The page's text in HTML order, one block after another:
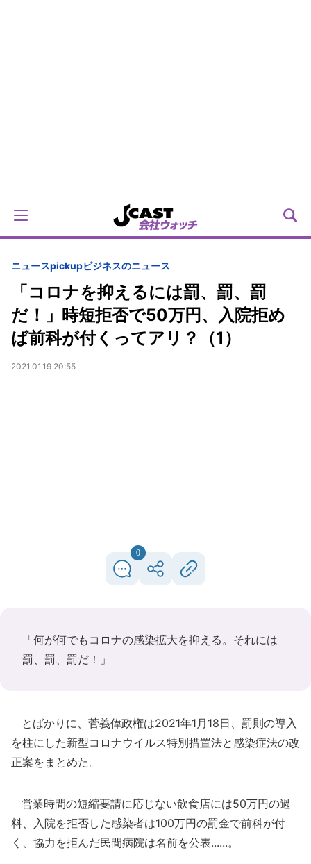
ニュースpickupビジネスのニュース
「コロナを抑えるには罰、罰、罰
だ！」時短拒否で50万円、入院拒め
ば前科が付くってアリ？（1）
2021.01.19 20:55
0
「何が何でもコロナの感染拡大を抑える。それには
罰、罰、罰だ！」
とばかりに、菅義偉政権は2021年1月18日、罰則の導入
を柱にした新型コロナウイルス特別措置法と感染症法の改
正案をまとめた。
営業時間の短縮要請に応じない飲食店には50万円の過
料、入院を拒否した感染者は100万円の罰金で前科が付
く、協力を拒んだ民間病院は名前を公表......。